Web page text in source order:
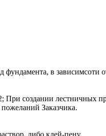
в зависимсоти
При создании лестничных
Заказчика.